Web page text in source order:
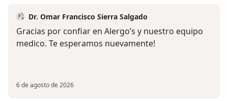
Dr. Omar Francisco Sierra Salgado
Gracias por confiar en Alergo’s y nuestro equipo
medico. Te esperamos nuevamente!
6 de agosto de 2026